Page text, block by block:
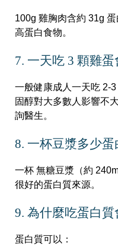
100g 雞胸肉含約 31g
高蛋白食物。
7. 一天吃 3 顆雞蛋
一般健康成人一天吃 2-
固醇對大多數人影響不
詢醫生。
8. 一杯豆漿多少蛋
一杯 無糖豆漿（約
很好的蛋白質來源。
9. 為什麼吃蛋白質
蛋白質可以：